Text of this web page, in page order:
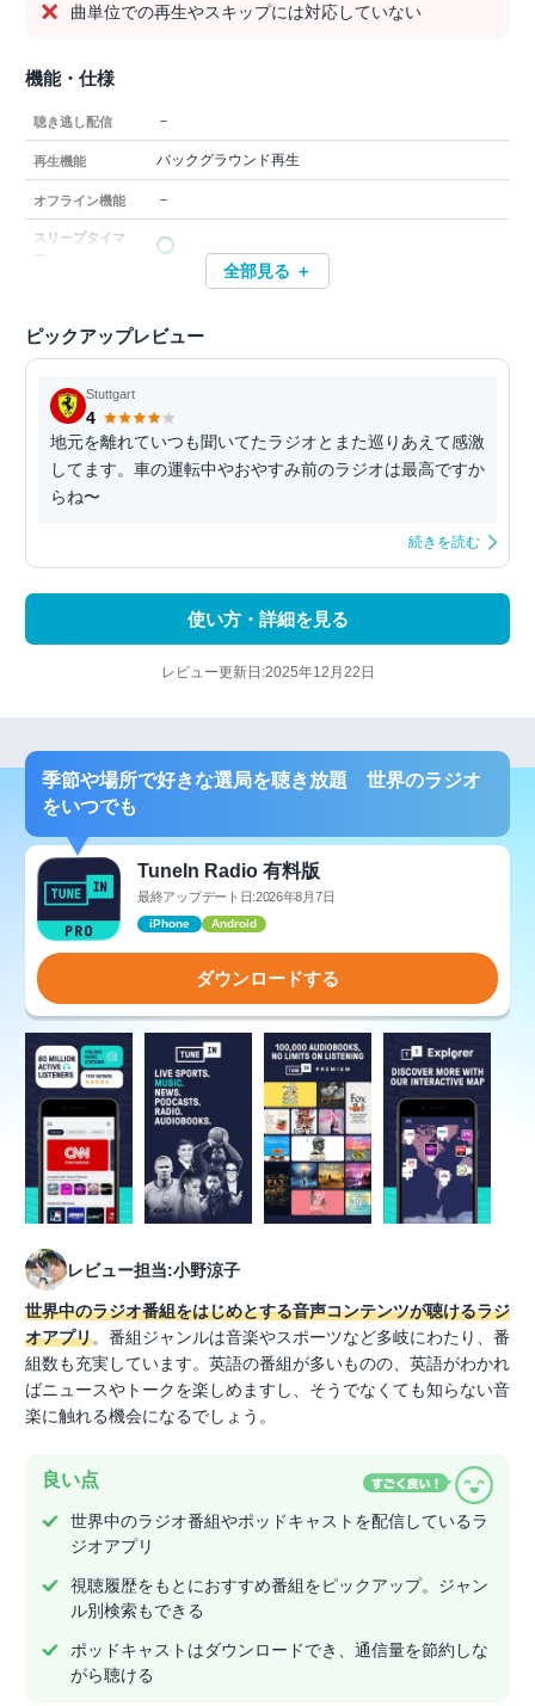
曲単位での再生やスキップには対応していない
機能・仕様
聴き逃し配信 －
再生機能 バックグラウンド再生
オフライン機能 －
スリープタイマ
全部見る ＋
ピックアップレビュー
Stuttgart
4
地元を離れていつも聞いてたラジオとまた巡りあえて感激
してます。車の運転中やおやすみ前のラジオは最高ですか
らね〜
続きを読む
使い方・詳細を見る
レビュー更新日:2025年12月22日
季節や場所で好きな選局を聴き放題 世界のラジオ
をいつでも
TuneIn Radio 有料版
最終アップデート日:2026年8月7日
iPhone Android
ダウンロードする
レビュー担当:小野涼子
世界中のラジオ番組をはじめとする音声コンテンツが聴けるラジ
オアプリ。番組ジャンルは音楽やスポーツなど多岐にわたり、番
組数も充実しています。英語の番組が多いものの、英語がわかれ
ばニュースやトークを楽しめますし、そうでなくても知らない音
楽に触れる機会になるでしょう。
良い点
世界中のラジオ番組やポッドキャストを配信しているラ
ジオアプリ
視聴履歴をもとにおすすめ番組をピックアップ。ジャン
ル別検索もできる
ポッドキャストはダウンロードでき、通信量を節約しな
がら聴ける